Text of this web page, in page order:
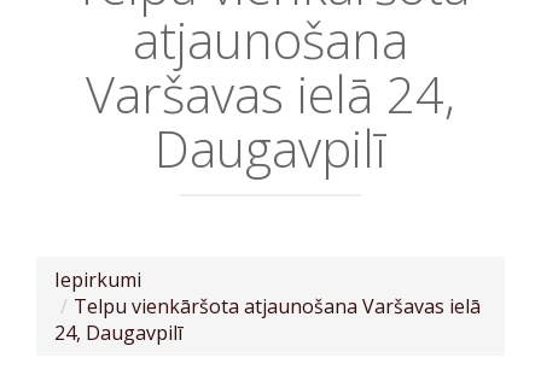
atjaunošana
Varšavas ielā 24,
Daugavpilī
Iepirkumi
Telpu vienkāršota atjaunošana Varšavas ielā
24, Daugavpilī